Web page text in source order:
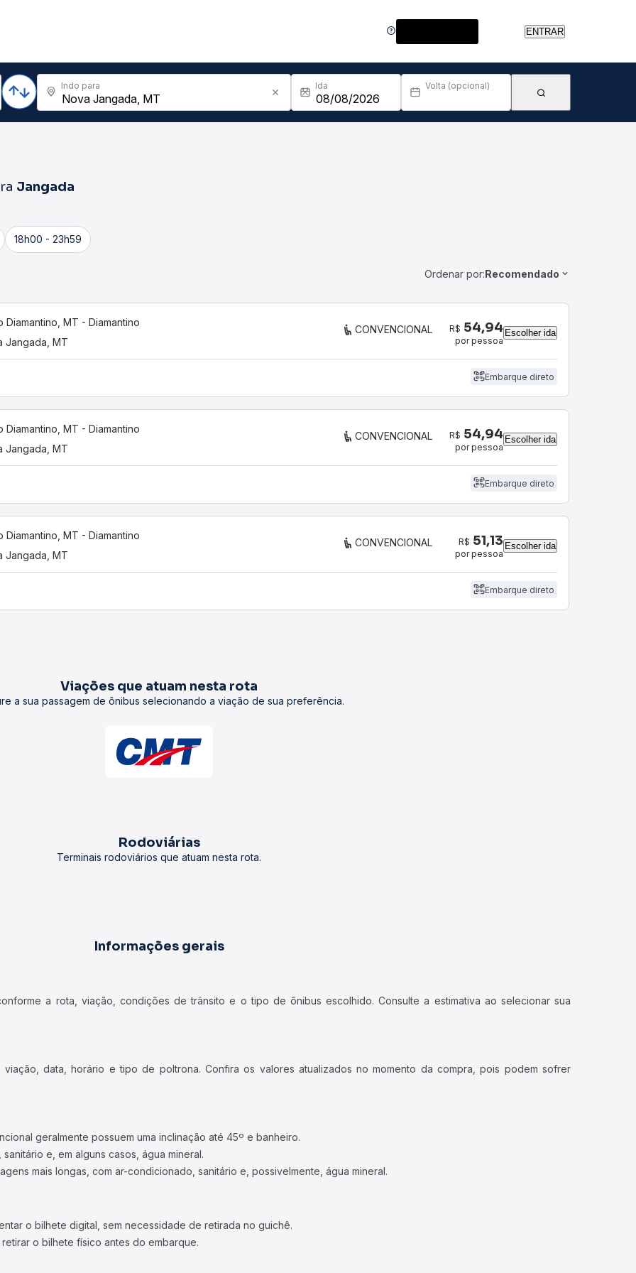
ENTRAR
Indo para Ida Volta (opcional)
Jangada
18h00 - 23h59
Ordenar por:Recomendado
Diamantino, MT - Diamantino
Jangada, MT
CONVENCIONAL R$ 54,94
por pessoa
Escolher ida
Embarque direto
Diamantino, MT - Diamantino
Jangada, MT
CONVENCIONAL R$ 54,94
por pessoa
Escolher ida
Embarque direto
Diamantino, MT - Diamantino
Jangada, MT
CONVENCIONAL R$ 51,13
por pessoa
Escolher ida
Embarque direto
Viações que atuam nesta rota
a sua passagem de ônibus selecionando a viação de sua preferência.
Rodoviárias
Terminais rodoviários que atuam nesta rota.
Informações gerais
a rota, viação, condições de trânsito e o tipo de ônibus escolhido. Consulte a estimativa ao selecionar sua
data, horário e tipo de poltrona. Confira os valores atualizados no momento da compra, pois podem sofrer
geralmente possuem uma inclinação até 45º e banheiro.
e, em alguns casos, água mineral.
mais longas, com ar-condicionado, sanitário e, possivelmente, água mineral.
o bilhete digital, sem necessidade de retirada no guichê.
o bilhete físico antes do embarque.